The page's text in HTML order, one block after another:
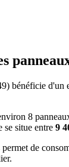
) bénéficie d'un
8
se situe entre 9
de